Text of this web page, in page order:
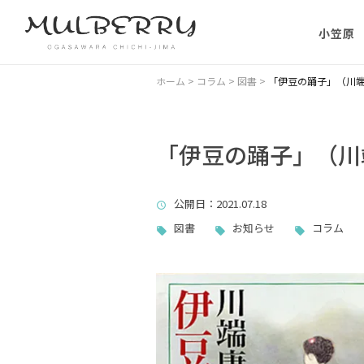
小笠原
小笠原
に）
小笠原
ホーム > コラム > 図書 > 「伊豆の踊子」（川
「伊豆の踊子」（
公開日 ：2021.07.18
図書
お知らせ コラム